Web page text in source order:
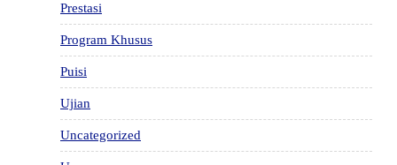
Prestasi
Program Khusus
Puisi
Ujian
Uncategorized